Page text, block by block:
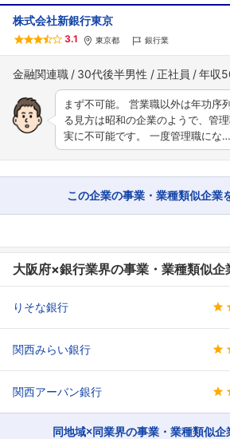
株式会社新銀行東京
3.1 東京都 銀行業
金融関連職 30代後半男性 正社員 年収
まず不可能。 営業職以外は年功序
る見方は昭和の企業のようで、管
実に不可能です。 一度管理職にな…
この企業の事業・業種類似企業
大阪府×銀行業界の事業・業種類似企
りそな銀行
関西みらい銀行
関西アーバン銀行
同地域×同業界の事業・業種類似企